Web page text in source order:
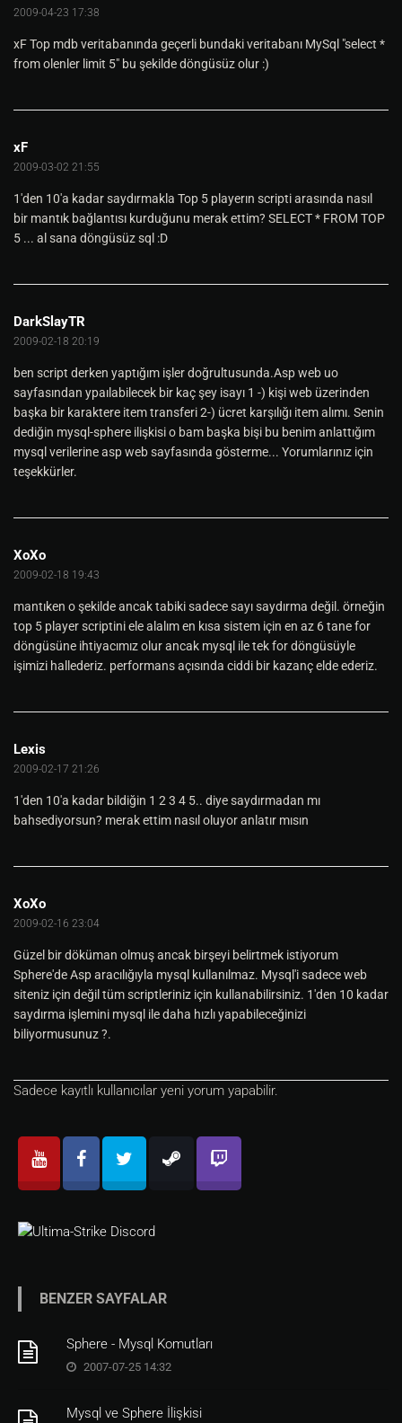
2009-04-23 17:38
xF Top mdb veritabanında geçerli bundaki veritabanı MySql "select *
from olenler limit 5" bu şekilde döngüsüz olur :)
xF
2009-03-02 21:55
1'den 10'a kadar saydırmakla Top 5 playerın scripti arasında nasıl
bir mantık bağlantısı kurduğunu merak ettim? SELECT * FROM TOP
5 ... al sana döngüsüz sql :D
DarkSlayTR
2009-02-18 20:19
ben script derken yaptığım işler doğrultusunda.Asp web uo
sayfasından ypaılabilecek bir kaç şey isayı 1 -) kişi web üzerinden
başka bir karaktere item transferi 2-) ücret karşılığı item alımı. Senin
dediğin mysql-sphere ilişkisi o bam başka bişi bu benim anlattığım
mysql verilerine asp web sayfasında gösterme... Yorumlarınız için
teşekkürler.
XoXo
2009-02-18 19:43
mantıken o şekilde ancak tabiki sadece sayı saydırma değil. örneğin
top 5 player scriptini ele alalım en kısa sistem için en az 6 tane for
döngüsüne ihtiyacımız olur ancak mysql ile tek for döngüsüyle
işimizi hallederiz. performans açısında ciddi bir kazanç elde ederiz.
Lexis
2009-02-17 21:26
1'den 10'a kadar bildiğin 1 2 3 4 5.. diye saydırmadan mı
bahsediyorsun? merak ettim nasıl oluyor anlatır mısın
XoXo
2009-02-16 23:04
Güzel bir döküman olmuş ancak birşeyi belirtmek istiyorum
Sphere'de Asp aracılığıyla mysql kullanılmaz. Mysql'i sadece web
siteniz için değil tüm scriptleriniz için kullanabilirsiniz. 1'den 10 kadar
saydırma işlemini mysql ile daha hızlı yapabileceğinizi
biliyormusunuz ?.
Sadece kayıtlı kullanıcılar yeni yorum yapabilir.
BENZER SAYFALAR
Sphere - Mysql Komutları
2007-07-25 14:32
Mysql ve Sphere İlişkisi